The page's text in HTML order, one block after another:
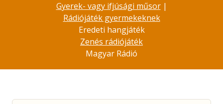
Gyerek- vagy ifjúsági műsor|
Rádiójáték gyermekeknek
Eredeti hangjáték
Zenés rádiójáték
Magyar Rádió